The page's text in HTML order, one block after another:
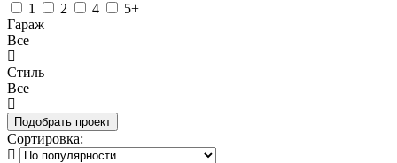
1
2 4
5+
Гараж
Все
Стиль
Все
Сортировка: